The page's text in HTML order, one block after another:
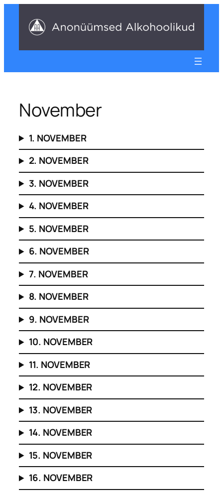
juurde
November
1. NOVEMBER
2. NOVEMBER
3. NOVEMBER
4. NOVEMBER
5. NOVEMBER
6. NOVEMBER
7. NOVEMBER
8. NOVEMBER
9. NOVEMBER
10. NOVEMBER
11. NOVEMBER
12. NOVEMBER
13. NOVEMBER
14. NOVEMBER
15. NOVEMBER
16. NOVEMBER